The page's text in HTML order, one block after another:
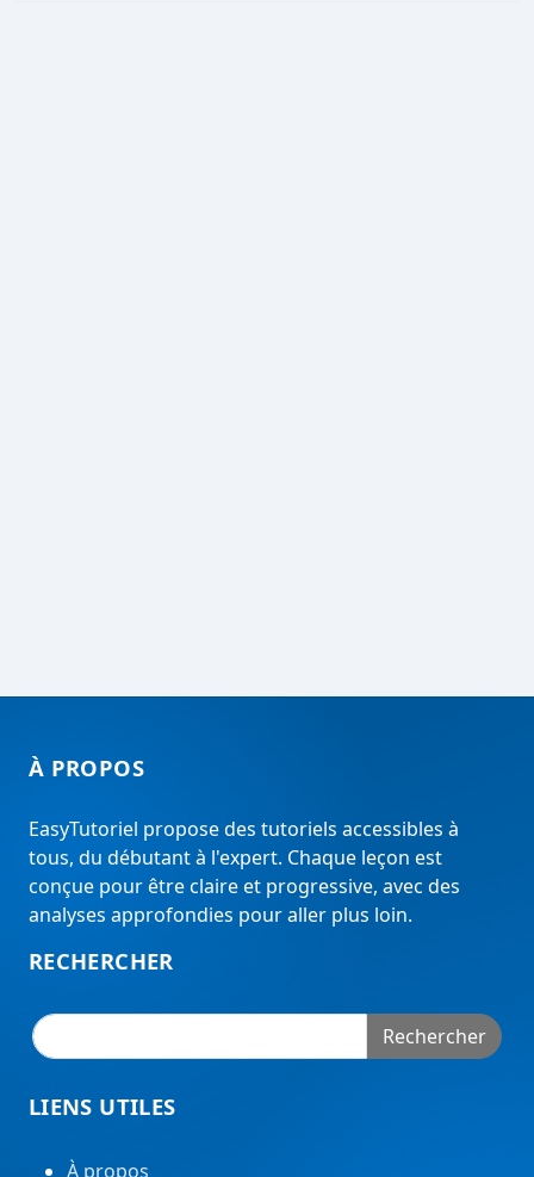
À PROPOS
EasyTutoriel propose des tutoriels accessibles à
tous, du débutant à l'expert. Chaque leçon est
conçue pour être claire et progressive, avec des
analyses approfondies pour aller plus loin.
RECHERCHER
Rechercher
LIENS UTILES
À propos